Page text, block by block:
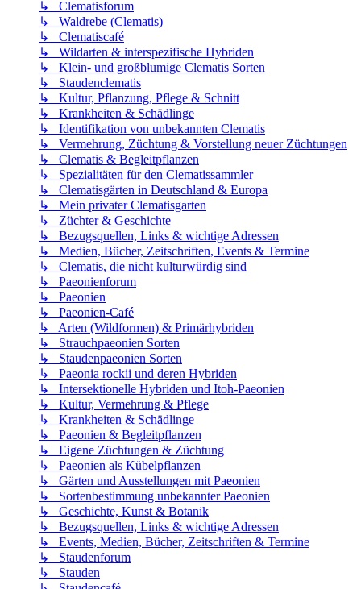
↳ Clematisforum
↳ Waldrebe (Clematis)
↳ Clematiscafé
↳ Wildarten & interspezifische Hybriden
↳ Klein- und großblumige Clematis Sorten
↳ Staudenclematis
↳ Kultur, Pflanzung, Pflege & Schnitt
↳ Krankheiten & Schädlinge
↳ Identifikation von unbekannten Clematis
↳ Vermehrung, Züchtung & Vorstellung neuer Züchtungen
↳ Clematis & Begleitpflanzen
↳ Spezialitäten für den Clematissammler
↳ Clematisgärten in Deutschland & Europa
↳ Mein privater Clematisgarten
↳ Züchter & Geschichte
↳ Bezugsquellen, Links & wichtige Adressen
↳ Medien, Bücher, Zeitschriften, Events & Termine
↳ Clematis, die nicht kulturwürdig sind
↳ Paeonienforum
↳ Paeonien
↳ Paeonien-Café
↳ Arten (Wildformen) & Primärhybriden
↳ Strauchpaeonien Sorten
↳ Staudenpaeonien Sorten
↳ Paeonia rockii und deren Hybriden
↳ Intersektionelle Hybriden und Itoh-Paeonien
↳ Kultur, Vermehrung & Pflege
↳ Krankheiten & Schädlinge
↳ Paeonien & Begleitpflanzen
↳ Eigene Züchtungen & Züchtung
↳ Paeonien als Kübelpflanzen
↳ Gärten und Ausstellungen mit Paeonien
↳ Sortenbestimmung unbekannter Paeonien
↳ Geschichte, Kunst & Botanik
↳ Bezugsquellen, Links & wichtige Adressen
↳ Events, Medien, Bücher, Zeitschriften & Termine
↳ Staudenforum
↳ Stauden